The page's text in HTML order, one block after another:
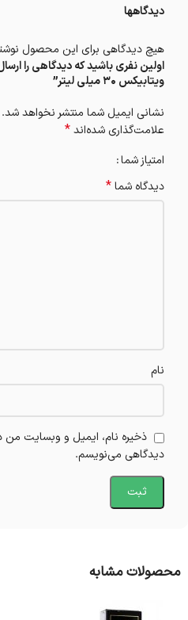
دیدگاهها
هیچ دیدگاهی برای این محصول
اولین نفری باشید که دیدگاهی را
ویتابیکس 30 میلی لیتر”
نشانی ایمیل شما منتشر نخواهد شد.
علامت‌گذاری شده‌اند*
امتیاز شما
دیدگاه شما*
نام
ذخیره نام، ایمیل و وبسایت من
دیدگاهی می‌نویسم.
محصولات مشابه